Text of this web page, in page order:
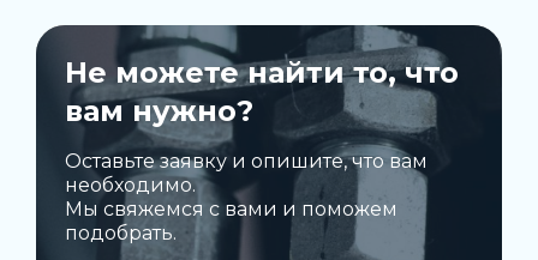
Не можете найти то, что
вам нужно?
Оставьте заявку и опишите, что вам
необходимо.
Мы свяжемся с вами и поможем
подобрать.